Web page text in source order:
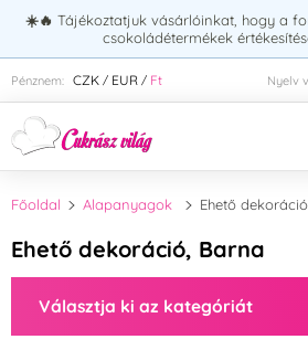
☀️🔥 Tájékoztatjuk vásárlóinkat, hogy a
csokoládétermékek
Pénznem: CZK / EUR / Ft Nyelv
Adja meg a keresett kifejezést:
Főoldal Alapanyagok Ehető dekoráció
Ehető dekoráció, Barna
Választja ki az kategóriát